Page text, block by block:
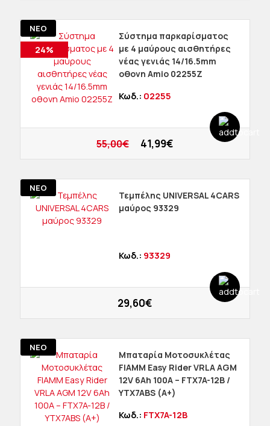
ΝΕΟ
24%
Σύστημα παρκαρίσματος
με 4 μαύρους αισθητήρες
νέας γενιάς 14/16.5mm
οθονη Amio 02255Z
Κωδ.: 02255
55,00€ 41,99€
ΝΕΟ
Τεμπέλης UNIVERSAL 4CARS
μαύρος 93329
Κωδ.: 93329
29,60€
ΝΕΟ
Μπαταρία Μοτοσυκλέτας
FIAMM Easy Rider VRLA AGM
12V 6Ah 100A – FTX7A-12B /
YTX7ABS (Α+)
Κωδ.: FTX7A-12B